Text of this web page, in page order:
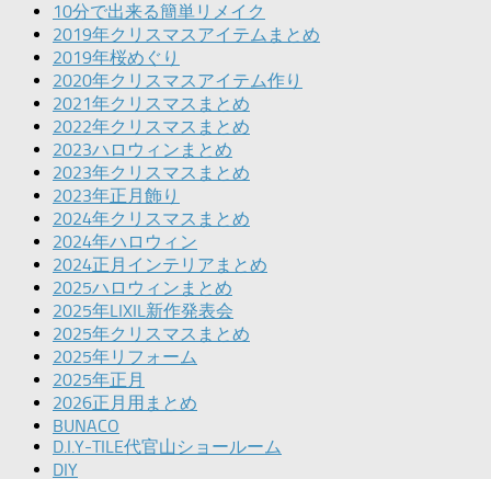
10分で出来る簡単リメイク
2019年クリスマスアイテムまとめ
2019年桜めぐり
2020年クリスマスアイテム作り
2021年クリスマスまとめ
2022年クリスマスまとめ
2023ハロウィンまとめ
2023年クリスマスまとめ
2023年正月飾り
2024年クリスマスまとめ
2024年ハロウィン
2024正月インテリアまとめ
2025ハロウィンまとめ
2025年LIXIL新作発表会
2025年クリスマスまとめ
2025年リフォーム
2025年正月
2026正月用まとめ
BUNACO
D.I.Y-TILE代官山ショールーム
DIY